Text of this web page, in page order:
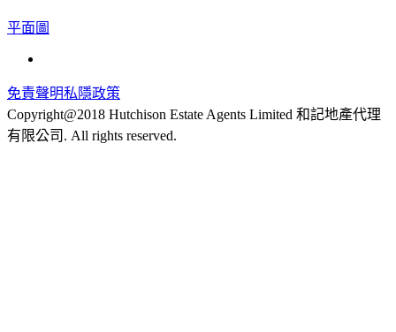
平面圖
免責聲明私隱政策
Copyright@2018 Hutchison Estate Agents Limited 和記地產代理
有限公司. All rights reserved.